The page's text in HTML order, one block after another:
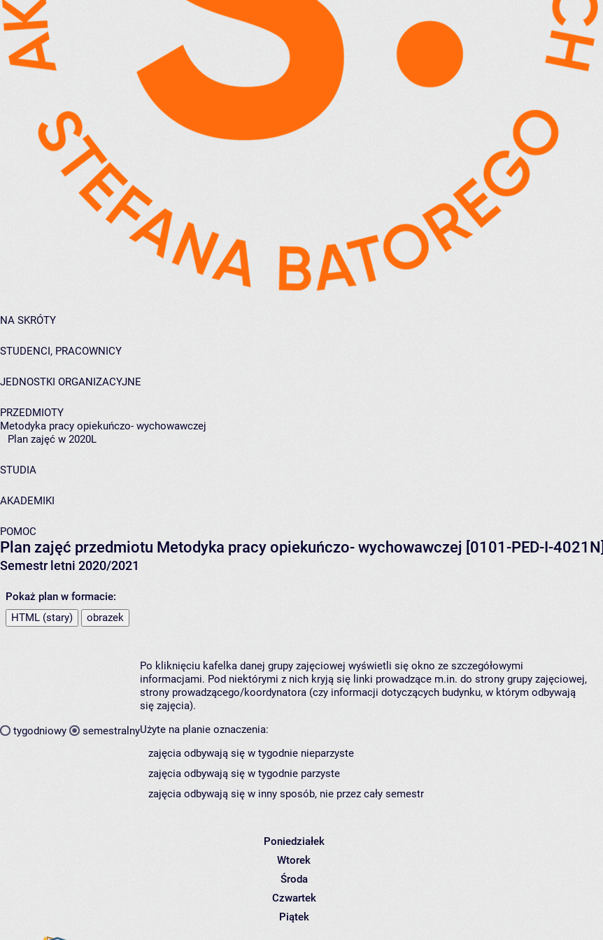
NA SKRÓTY
STUDENCI, PRACOWNICY
JEDNOSTKI ORGANIZACYJNE
PRZEDMIOTY
Metodyka pracy opiekuńczo- wychowawczej
Plan zajęć w 2020L
STUDIA
AKADEMIKI
POMOC
Plan zajęć przedmiotu Metodyka pracy opiekuńczo- wychowawczej [0101-PED-I-4021N]
Semestr letni 2020/2021
Pokaż plan w formacie:
HTML (stary)
obrazek
tygodniowy semestralny
Po kliknięciu kafelka danej grupy zajęciowej wyświetli się okno ze szczegółowymi
informacjami. Pod niektórymi z nich kryją się linki prowadzące m.in. do strony grupy zajęciowej,
strony prowadzącego/koordynatora (czy informacji dotyczących budynku, w którym odbywają
się zajęcia).
Użyte na planie oznaczenia:
zajęcia odbywają się w tygodnie nieparzyste
zajęcia odbywają się w tygodnie parzyste
zajęcia odbywają się w inny sposób, nie przez cały semestr
Poniedziałek
Wtorek
Środa
Czwartek
Piątek